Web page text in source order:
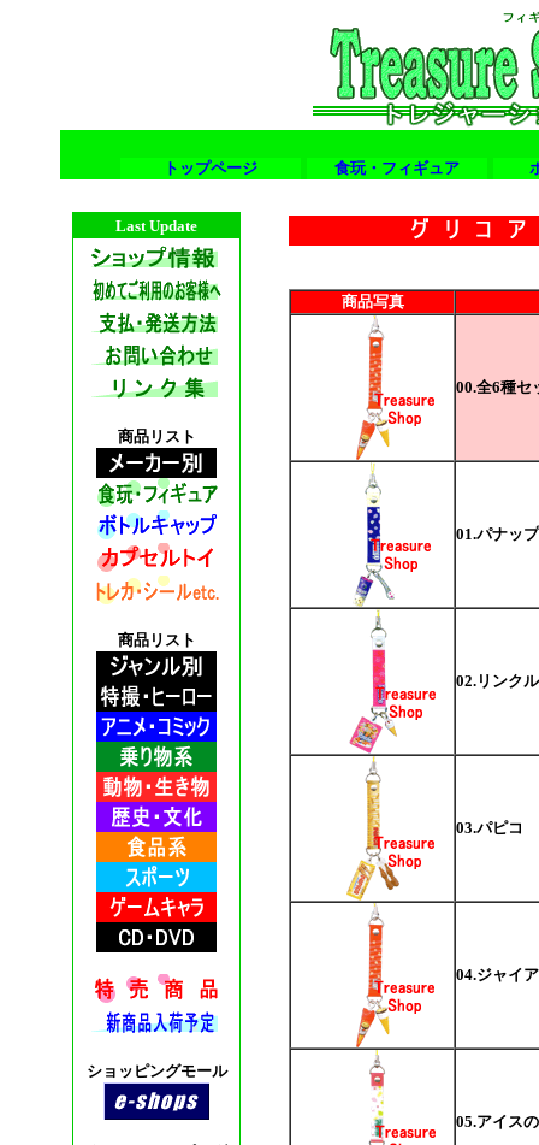
トップページ 食玩・フィギュア
Last Update
商品リスト
商品リスト
ショッピングモール
商品写真
00.全6種セ
01.パナップ
02.リンクル
03.パピコ
04.ジャイ
05.アイス